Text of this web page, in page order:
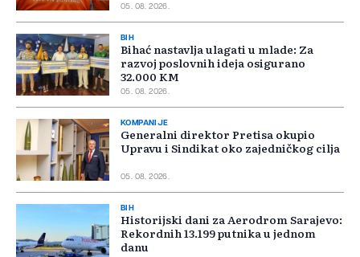
05. 08. 2026.
BIH
Bihać nastavlja ulagati u mlade: Za
razvoj poslovnih ideja osigurano
32.000 KM
05. 08. 2026.
KOMPANIJE
Generalni direktor Pretisa okupio
Upravu i Sindikat oko zajedničkog cilja
05. 08. 2026.
BIH
Historijski dani za Aerodrom Sarajevo:
Rekordnih 13.199 putnika u jednom
danu